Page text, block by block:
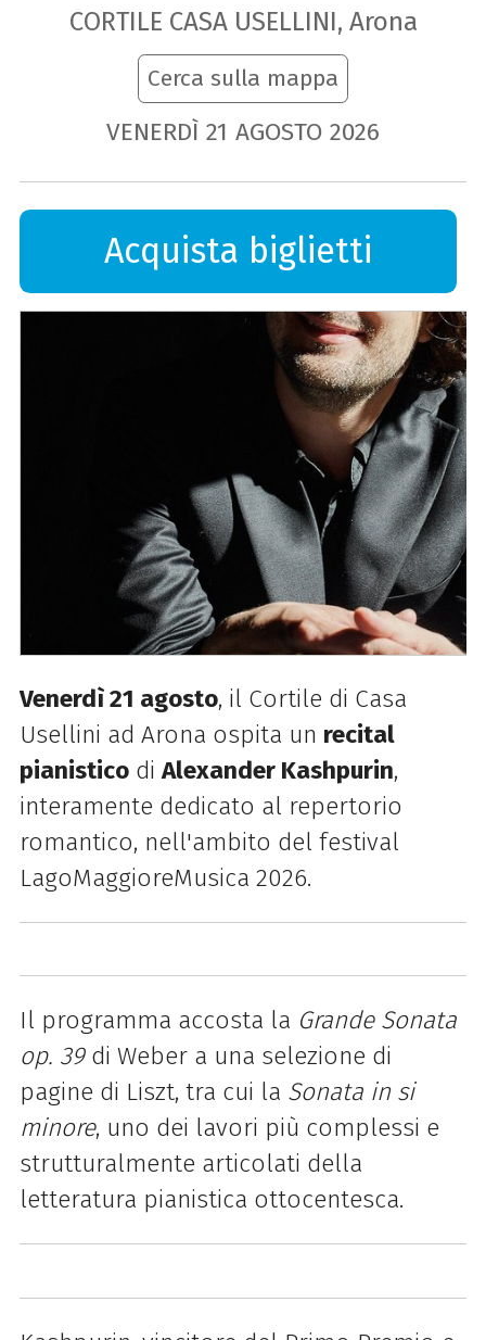
CORTILE CASA USELLINI, Arona
Cerca sulla mappa
VENERDÌ 21 AGOSTO 2026
Acquista biglietti
Venerdì 21 agosto, il Cortile di Casa
Usellini ad Arona ospita un recital
pianisticodiAlexander Kashpurin,
interamente dedicato al repertorio
romantico, nell'ambito del festival
LagoMaggioreMusica 2026.
Il programma accosta la Grande Sonata
op. 39di Weber a una selezione di
pagine di Liszt, tra cui la Sonata in si
minore, uno dei lavori più complessi e
strutturalmente articolati della
letteratura pianistica ottocentesca.